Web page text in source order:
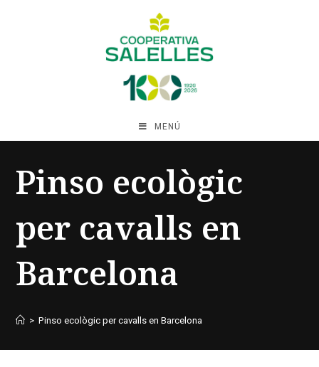
MENÚ
Pinso ecològic
per cavalls en
Barcelona
> Pinso ecològic per cavalls en Barcelona